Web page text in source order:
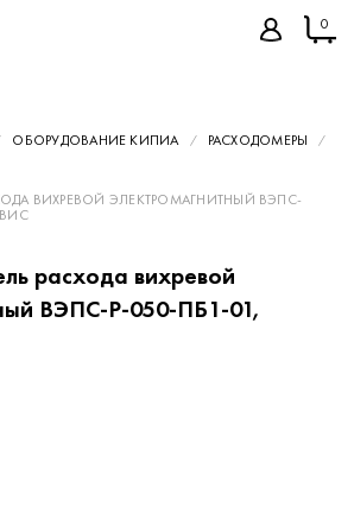
0
ОБОРУДОВАНИЕ КИПИА
РАСХОДОМЕРЫ
ВИХРЕВОЙ ЭЛЕКТРОМАГНИТНЫЙ ВЭПС-
расхода вихревой
ВЭПС-Р-050-ПБ1-01,